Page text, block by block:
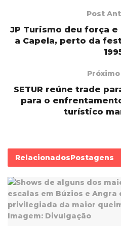
Post
JP Turismo deu força
a Capela, perto da
SETUR reúne trade
para o
turístico
RelacionadosPostagens